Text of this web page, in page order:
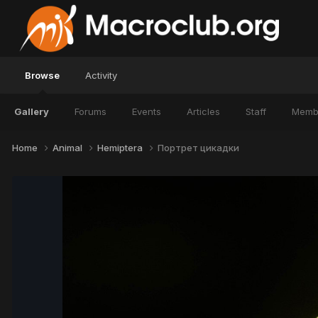
Browse
Gallery Forums Events Articles Staff
Activity
Home Animal Hemiptera Портрет цикадки